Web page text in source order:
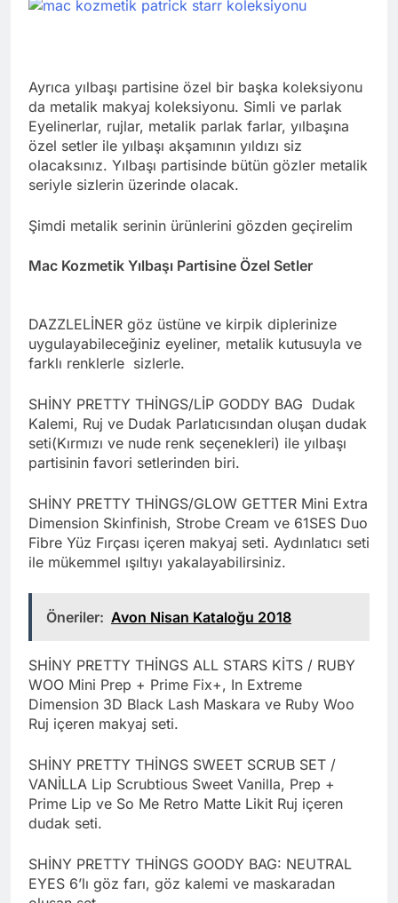
Ayrıca yılbaşı partisine özel bir başka koleksiyonu
da metalik makyaj koleksiyonu. Simli ve parlak
Eyelinerlar, rujlar, metalik parlak farlar, yılbaşına
özel setler ile yılbaşı akşamının yıldızı siz
olacaksınız. Yılbaşı partisinde bütün gözler metalik
seriyle sizlerin üzerinde olacak.
Şimdi metalik serinin ürünlerini gözden geçirelim
Mac Kozmetik Yılbaşı Partisine Özel Setler
DAZZLELİNER göz üstüne ve kirpik diplerinize
uygulayabileceğiniz eyeliner, metalik kutusuyla ve
farklı renklerle sizlerle.
SHİNY PRETTY THİNGS/LİP GODDY BAG Dudak
Kalemi, Ruj ve Dudak Parlatıcısından oluşan dudak
seti(Kırmızı ve nude renk seçenekleri) ile yılbaşı
partisinin favori setlerinden biri.
SHİNY PRETTY THİNGS/GLOW GETTER Mini Extra
Dimension Skinfinish, Strobe Cream ve 61SES Duo
Fibre Yüz Fırçası içeren makyaj seti. Aydınlatıcı seti
ile mükemmel ışıltıyı yakalayabilirsiniz.
Öneriler: Avon Nisan Kataloğu 2018
SHİNY PRETTY THİNGS ALL STARS KİTS / RUBY
WOO Mini Prep + Prime Fix+, In Extreme
Dimension 3D Black Lash Maskara ve Ruby Woo
Ruj içeren makyaj seti.
SHİNY PRETTY THİNGS SWEET SCRUB SET /
VANİLLA Lip Scrubtious Sweet Vanilla, Prep +
Prime Lip ve So Me Retro Matte Likit Ruj içeren
dudak seti.
SHİNY PRETTY THİNGS GOODY BAG: NEUTRAL
EYES 6’lı göz farı, göz kalemi ve maskaradan